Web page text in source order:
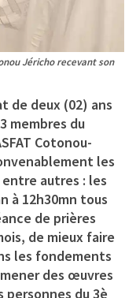
Jéricho recevant son
de deux (02) ans
membres du
Cotonou-
les
autres : les
à 12h30mn tous
de prières
de mieux faire
les fondements
des œuvres
personnes du 3è